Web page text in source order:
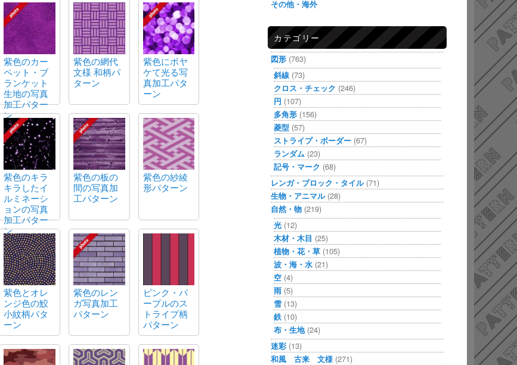
紫色のカー
ペット・ブ
ランケット
生地の写真
加工パター
ン
紫色の網代
文様 和柄パ
ターン
紫色にボヤ
ケて光る写
真加工パタ
ーン
紫色のキラ
キラしたイ
ルミネーシ
ョンの写真
加工パター
ン
紫色の板の
間の写真加
工パターン
紫色の紗綾
形パターン
紫色とオレ
ンジ色の鮫
小紋柄パタ
ーン
紫色のレン
ガ写真加工
パターン
ピンク・パ
ープルのス
トライプ柄
パターン
その他・海外
カテゴリー
図形 (763)
斜線 (73)
クロス・チェック (246)
円 (107)
多角形 (156)
菱型 (57)
ストライプ・ボーダー (67)
ランダム (23)
記号・マーク (68)
レンガ・ブロック・タイル(71)
生物・アニマル(28)
自然・物 (219)
光 (12)
木材・木目 (25)
植物・花・草 (105)
波・海・水 (21)
空 (4)
雨 (5)
雪 (13)
鉄 (10)
布・生地(24)
迷彩 (13)
和風 古来 文様 (271)